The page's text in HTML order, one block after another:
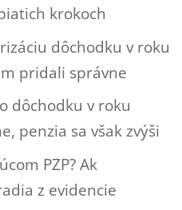
krokoch
dôchodku v roku
pridali správne
dôchodku v roku
penzia sa však zvýši
PZP? Ak
z evidencie